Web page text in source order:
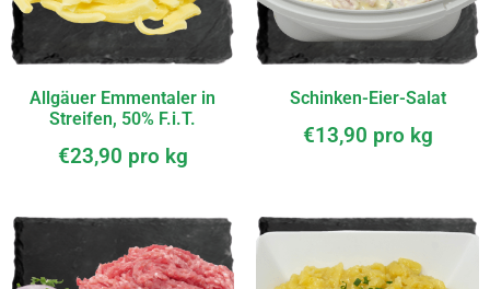
Allgäuer Emmentaler in
Streifen, 50% F.i.T.
€23,90 pro kg
Schinken-Eier-Salat
€13,90 pro kg